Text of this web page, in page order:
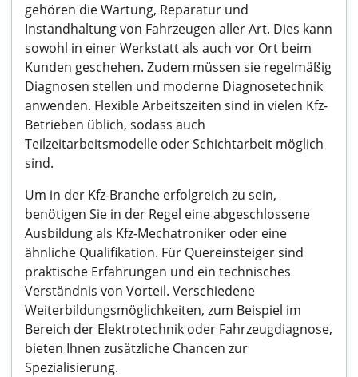
gehören die Wartung, Reparatur und
Instandhaltung von Fahrzeugen aller Art. Dies kann
sowohl in einer Werkstatt als auch vor Ort beim
Kunden geschehen. Zudem müssen sie regelmäßig
Diagnosen stellen und moderne Diagnosetechnik
anwenden. Flexible Arbeitszeiten sind in vielen Kfz-
Betrieben üblich, sodass auch
Teilzeitarbeitsmodelle oder Schichtarbeit möglich
sind.
Um in der Kfz-Branche erfolgreich zu sein,
benötigen Sie in der Regel eine abgeschlossene
Ausbildung als Kfz-Mechatroniker oder eine
ähnliche Qualifikation. Für Quereinsteiger sind
praktische Erfahrungen und ein technisches
Verständnis von Vorteil. Verschiedene
Weiterbildungsmöglichkeiten, zum Beispiel im
Bereich der Elektrotechnik oder Fahrzeugdiagnose,
bieten Ihnen zusätzliche Chancen zur
Spezialisierung.